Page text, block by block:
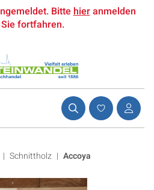
Bittehieranmelden
fortfahren.
| Schnittholz | Accoya